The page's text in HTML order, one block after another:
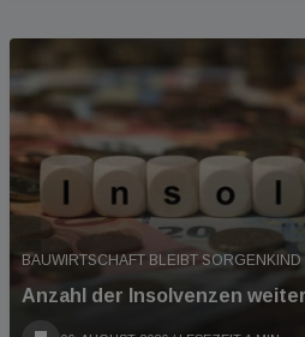
BAUWIRTSCHAFT BLEIBT SORGENKIND
Anzahl der Insolvenzen